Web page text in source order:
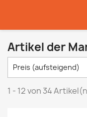
Artikel der
Preis (aufsteigend)
1 - 12 von 34